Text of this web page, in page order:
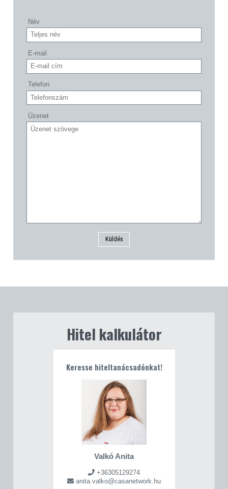
Név
E-mail
Telefon
Üzenet
Küldés
Hitel kalkulátor
Keresse hiteltanácsadónkat!
Valkó Anita
+36305129274
anita.valko@casanetwork.hu